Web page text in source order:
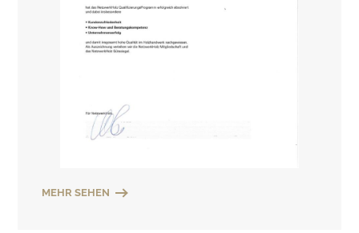
MEHR SEHEN